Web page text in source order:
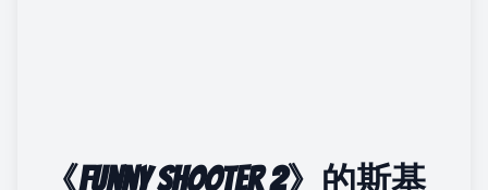
《Funny Shooter 2》的斯基